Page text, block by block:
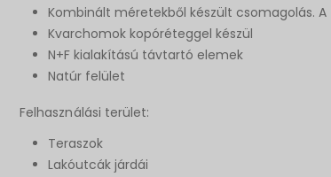
Kombinált méretekből készült csomagolás.
Kvarchomok kopóréteggel készül
N+F kialakítású távtartó elemek
Natúr felület
Felhasználási terület:
Teraszok
Lakóutcák járdái